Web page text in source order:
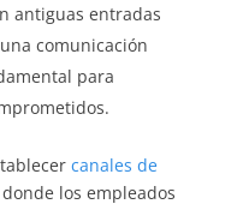
antiguas entradas
comunicación
para
canales de
donde los empleados